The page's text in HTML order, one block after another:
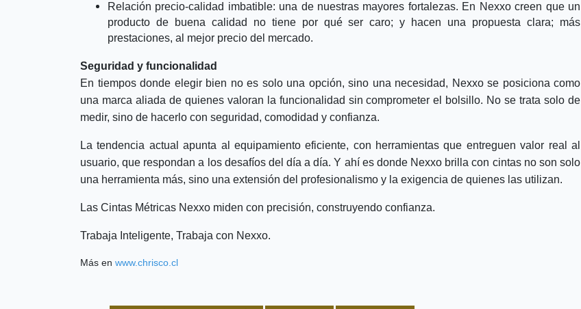
Relación precio-calidad imbatible: una de nuestras mayores fortalezas. En Nexxo creen que un
producto de buena calidad no tiene por qué ser caro; y hacen una propuesta clara; más
prestaciones, al mejor precio del mercado.
Seguridad y funcionalidad
En tiempos donde elegir bien no es solo una opción, sino una necesidad, Nexxo se posiciona como
una marca aliada de quienes valoran la funcionalidad sin comprometer el bolsillo. No se trata solo de
medir, sino de hacerlo con seguridad, comodidad y confianza.
La tendencia actual apunta al equipamiento eficiente, con herramientas que entreguen valor real al
usuario, que respondan a los desafíos del día a día. Y ahí es donde Nexxo brilla con cintas no son solo
una herramienta más, sino una extensión del profesionalismo y la exigencia de quienes las utilizan.
Las Cintas Métricas Nexxo miden con precisión, construyendo confianza.
Trabaja Inteligente, Trabaja con Nexxo.
Más en www.chrisco.cl